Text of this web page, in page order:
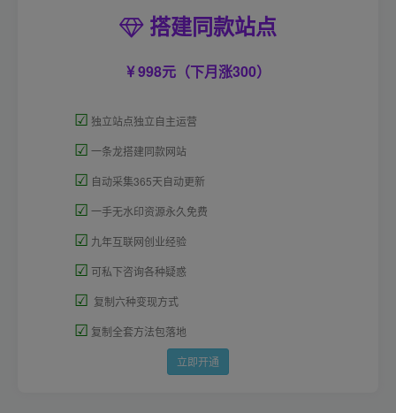
搭建同款站点
998元（下月涨300）
☑ 独立站点独立自主运营
☑ 一条龙搭建同款网站
☑ 自动采集365天自动更新
☑ 一手无水印资源永久免费
☑ 九年互联网创业经验
☑ 可私下咨询各种疑惑
☑ 复制六种变现方式
☑ 复制全套方法包落地
立即开通